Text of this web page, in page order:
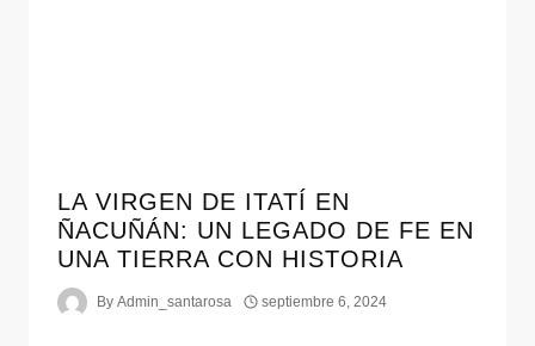
LA VIRGEN DE ITATÍ EN
ÑACUÑÁN: UN LEGADO DE FE EN
UNA TIERRA CON HISTORIA
By Admin_santarosa septiembre 6, 2024